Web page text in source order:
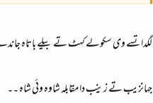
لگدا تسے وی سکولے کہٹ تے بیلے باتاہ
جہانزیب تے زینب دا مقابلہ شاوہ وئی شاہ ۔۔